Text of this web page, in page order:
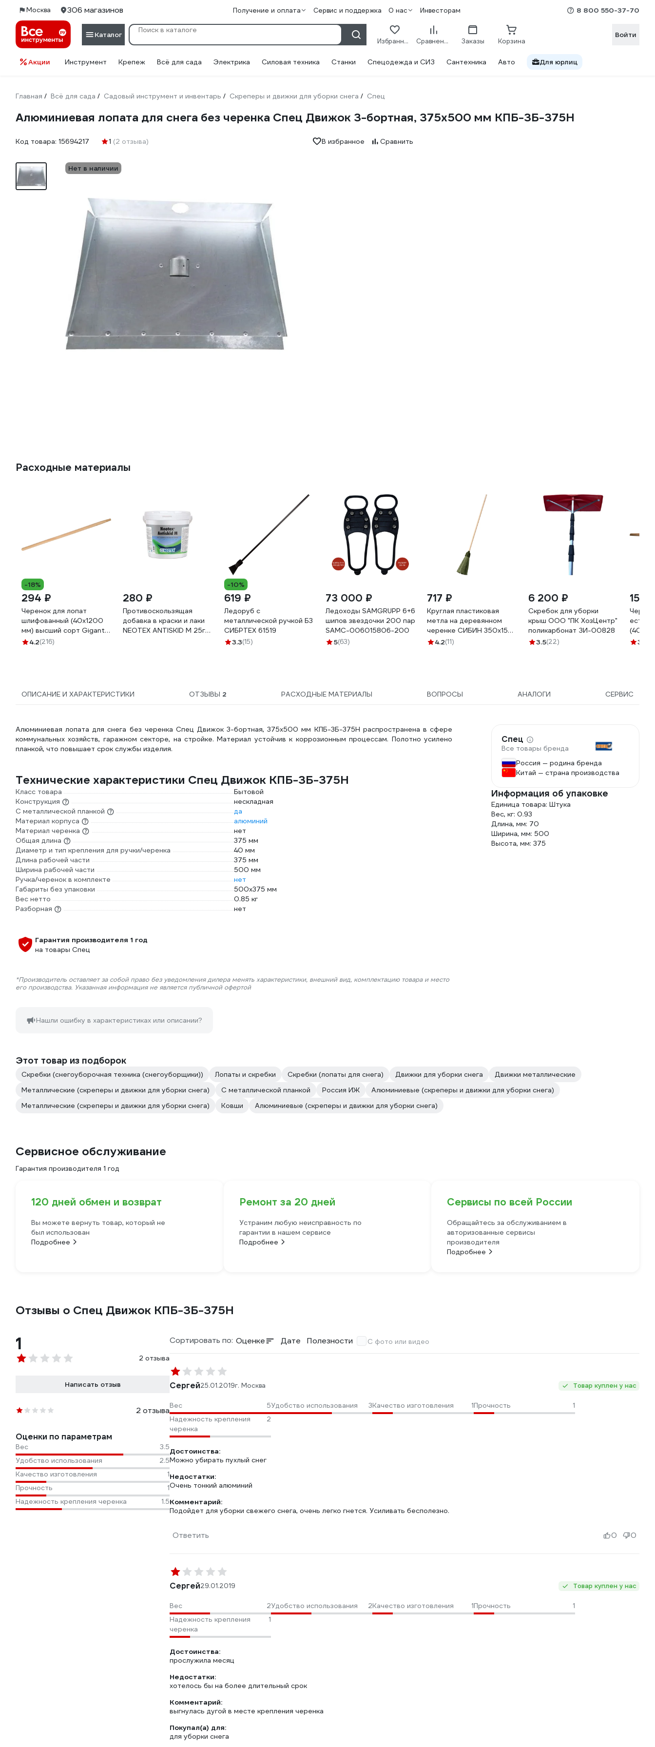
Москва 306 магазинов Получение и оплата Сервис и поддержка О нас Инвесторам 8 800 550-37-70
Каталог
Избранное Сравнение Заказы Корзина
Войти
Акции Инструмент Крепеж Всё для сада Электрика Силовая техника Станки Спецодежда и СИЗ Сантехника Авто Для юрлиц
Главная / Всё для сада / Садовый инструмент и инвентарь / Скреперы и движки для уборки снега / Спец
Алюминиевая лопата для снега без черенка Спец Движок 3-бортная, 375х500 мм КПБ-3Б-375Н
Код товара: 15694217 1 (2 отзыва) В избранное Сравнить
Нет в наличии
Расходные материалы
-18%
294 ₽
Черенок для лопат
шлифованный (40х1200
мм) высший сорт Gigant
G-01-06-12-0039
4.2(216)
280 ₽
Противоскользящая
добавка в краски и лаки
NEOTEX ANTISKID M 25гр
-10%
619 ₽
Ледоруб с
металлической ручкой Б3
СИБРТЕХ 61519
3.3(15)
73 000 ₽
Ледоходы SAMGRUPP 6+6
шипов звездочки 200 пар
SAMC-006015806-200
5(63)
717 ₽
Круглая пластиковая
метла на деревянном
черенке СИБИН 350x150
мм 39225-1
4.2(11)
6 200 ₽
Скребок для уборки
крыш ООО "ПК ХозЦентр"
поликарбонат ЗИ-00828
3.5(22)
157
(40
3.3
ОПИСАНИЕ И ХАРАКТЕРИСТИКИ ОТЗЫВЫ 2 РАСХОДНЫЕ МАТЕРИАЛЫ ВОПРОСЫ АНАЛОГИ СЕРВИС
Алюминиевая лопата для снега без черенка Спец Движок 3-бортная, 375х500 мм КПБ-3Б-375Н распространена в сфере
коммунальных хозяйств, гаражном секторе, на стройке. Материал устойчив к коррозионным процессам. Полотно усилено
планкой, что повышает срок службы изделия.
Технические характеристики Спец Движок КПБ-3Б-375Н
Класс товара
Бытовой
Конструкция
нескладная
С металлической планкой
да
Материал корпуса
алюминий
Материал черенка
нет
Общая длина
375 мм
Диаметр и тип крепления для ручки/черенка
40 мм
Длина рабочей части
375 мм
Ширина рабочей части
500 мм
Ручка/черенок в комплекте
нет
Габариты без упаковки
500х375 мм
Вес нетто
0.85 кг
Разборная
нет
Гарантия производителя 1 год
на товары Спец
*Производитель оставляет за собой право без уведомления дилера менять характеристики, внешний вид, комплектацию товара и место
его производства. Указанная информация не является публичной офертой
Нашли ошибку в характеристиках или описании?
Спец
Все товары бренда
Россия — родина бренда
Китай — страна производства
Информация об упаковке
Единица товара: Штука
Вес, кг: 0.93
Длина, мм: 70
Ширина, мм: 500
Высота, мм: 375
Этот товар из подборок
Скребки (снегоуборочная техника (снегоуборщики)) Лопаты и скребки Скребки (лопаты для снега) Движки для уборки снега
Движки металлические
Металлические (скреперы и движки для уборки снега)
С металлической планкой Россия ИЖ
Алюминиевые (скреперы и движки для уборки снега)
Металлические (скреперы и движки для уборки снега)
Ковши Алюминиевые (скреперы и движки для уборки снега)
Сервисное обслуживание
Гарантия производителя 1 год
120 дней обмен и возврат
Вы можете вернуть товар, который не
был использован
Подробнее
Ремонт за 20 дней
Устраним любую неисправность по
гарантии в нашем сервисе
Подробнее
Сервисы по всей России
Обращайтесь за обслуживанием в
авторизованные сервисы
производителя
Подробнее
Отзывы о Спец Движок КПБ-3Б-375Н
1
2 отзыва
Написать отзыв
2 отзыва
Оценки по параметрам
Вес
3.5
Удобство использования
2.5
Качество изготовления
1
Прочность
1
Надежность крепления черенка
1.5
Сортировать по: Оценке Дате Полезности С фото или видео
Сергей25.01.2019г. Москва Товар куплен у нас
Вес 5Удобство использования 3Качество изготовления 1Прочность
1
Надежность крепления
черенка
2
Достоинства:
Можно убирать пухлый снег
Недостатки:
Очень тонкий алюминий
Комментарий:
Подойдет для уборки свежего снега, очень легко гнется. Усиливать бесполезно.
Ответить 0 0
Сергей29.01.2019 Товар куплен у нас
Вес 2Удобство использования 2Качество изготовления 1Прочность
1
Надежность крепления
черенка
1
Достоинства:
прослужила месяц
Недостатки:
хотелось бы на более длительный срок
Комментарий:
выгнулась дугой в месте крепления черенка
Покупал(а) для:
для уборки снега